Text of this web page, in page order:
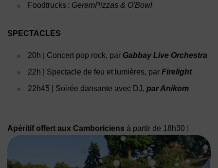
Foodtrucks : GeremPizzas & O'Bowl
SPECTACLES
20h | Concert pop rock, par Gabbay Live Orchestra
22h | Spectacle de feu et lumières, par Firelight
22h45 | Soirée dansante avec DJ, par Anikom
Apéritif offert aux Camboriciens à partir de 18h30 !